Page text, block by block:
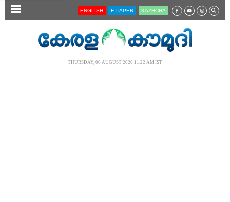
SECTIONS ENGLISH E-PAPER KĀZHCHA
THURSDAY, 06 AUGUST 2026 11.22 AM IST